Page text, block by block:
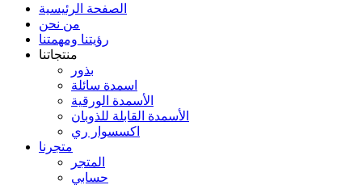
الصفحة الرئيسية
من نحن
رؤيتنا ومهمتنا
منتجاتنا
بذور
اسمدة سائلة
الأسمدة الورقية
الأسمدة القابلة للذوبان
اكسسوار ري
متجرنا
المتجر
حسابي